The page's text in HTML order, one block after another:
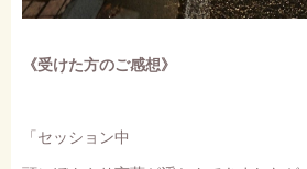
《受けた方のご感想》
「セッション中